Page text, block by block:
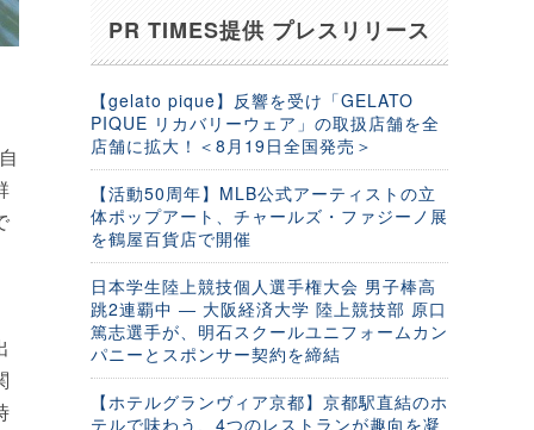
PR TIMES提供 プレスリリース
【gelato pique】反響を受け「GELATO
PIQUE リカバリーウェア」の取扱店舗を全
店舗に拡大！＜8月19日全国発売＞
【活動50周年】MLB公式アーティストの立
体ポップアート、チャールズ・ファジーノ展
を鶴屋百貨店で開催
日本学生陸上競技個人選手権大会 男子棒高
跳2連覇中 ― 大阪経済大学 陸上競技部 原口
篤志選手が、明石スクールユニフォームカン
パニーとスポンサー契約を締結
【ホテルグランヴィア京都】京都駅直結のホ
テルで味わう、4つのレストランが趣向を凝